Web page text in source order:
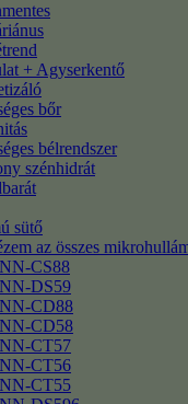
+ Agyserkentő
bőr
bélrendszer
szénhidrát
sütő
az összes
NN-CS88
NN-DS59
NN-CD88
NN-CD58
NN-CT57
NN-CT56
NN-CT55